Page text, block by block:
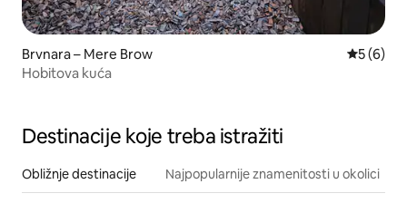
Brvnara – Mere Brow
5 (6)
Hobitova kuća
Destinacije koje treba istražiti
Obližnje destinacije Najpopularnije znamenitosti u okolici